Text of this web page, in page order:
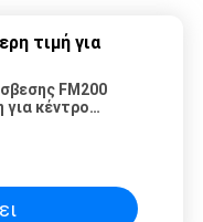
τιμή για
FM200
για κέντρο